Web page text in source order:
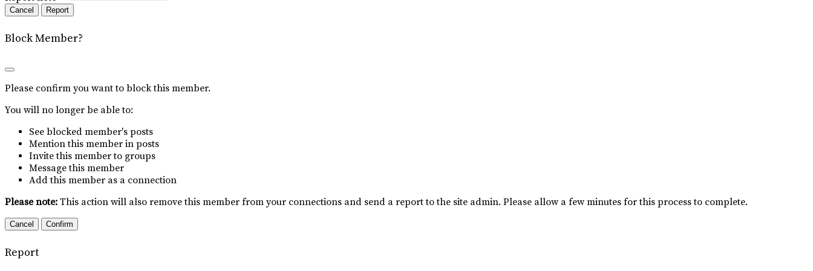
Report
Block Member?
Please confirm you want to block this member.
You will no longer be able to:
See blocked member's posts
Mention this member in posts
Invite this member to groups
Message this member
Add this member as a connection
Please note: This action will also remove this member from your connections and send a report to the site admin. Please allow a few minutes for this process to complete.
Confirm
Report